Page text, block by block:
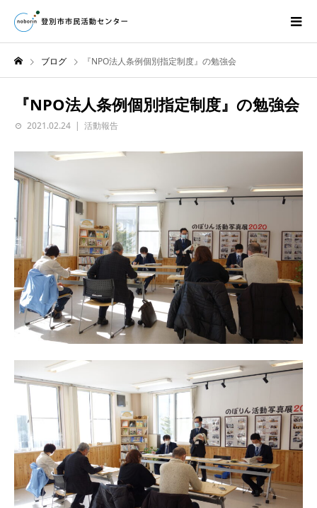
ブログ 『NPO法人条例個別指定制度』の勉強会
『NPO法人条例個別指定制度』の勉強会
2021.02.24 活動報告